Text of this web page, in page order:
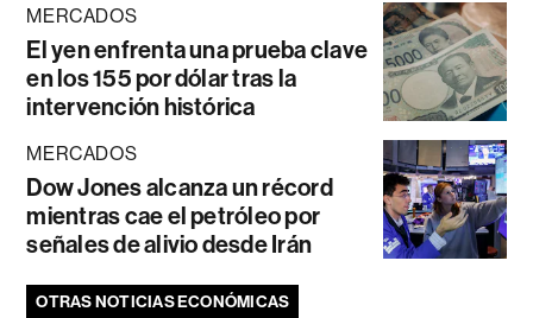
MERCADOS
El yen enfrenta una prueba clave
en los 155 por dólar tras la
intervención histórica
MERCADOS
Dow Jones alcanza un récord
mientras cae el petróleo por
señales de alivio desde Irán
OTRAS NOTICIAS ECONÓMICAS